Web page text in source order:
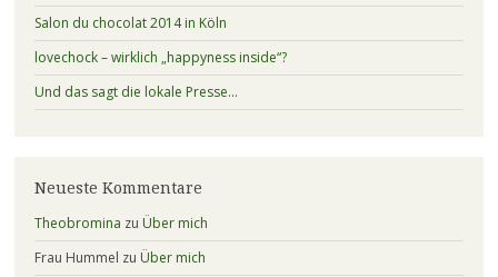
Salon du chocolat 2014 in Köln
lovechock – wirklich „happyness inside“?
Und das sagt die lokale Presse…
Neueste Kommentare
Theobromina zu Über mich
Frau Hummel zu Über mich